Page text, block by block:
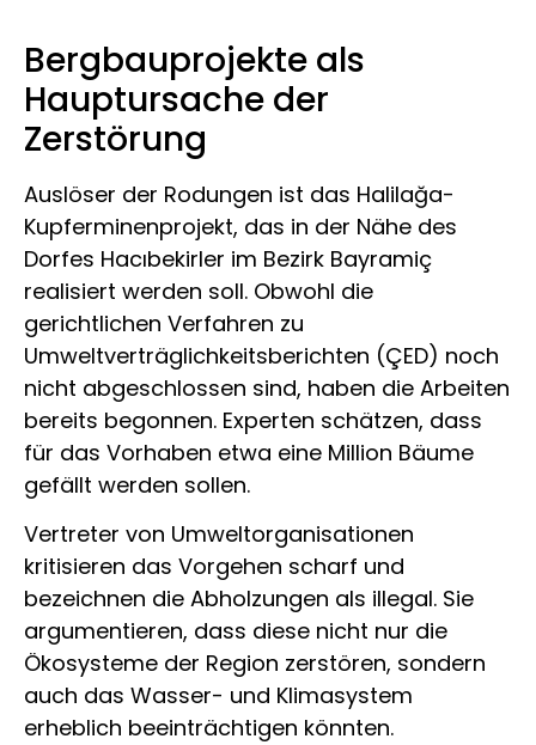
Bergbauprojekte als
Hauptursache der
Zerstörung
Auslöser der Rodungen ist das Halilağa-
Kupferminenprojekt, das in der Nähe des
Dorfes Hacıbekirler im Bezirk Bayramiç
realisiert werden soll. Obwohl die
gerichtlichen Verfahren zu
Umweltverträglichkeitsberichten (ÇED) noch
nicht abgeschlossen sind, haben die Arbeiten
bereits begonnen. Experten schätzen, dass
für das Vorhaben etwa eine Million Bäume
gefällt werden sollen.
Vertreter von Umweltorganisationen
kritisieren das Vorgehen scharf und
bezeichnen die Abholzungen als illegal. Sie
argumentieren, dass diese nicht nur die
Ökosysteme der Region zerstören, sondern
auch das Wasser- und Klimasystem
erheblich beeinträchtigen könnten.